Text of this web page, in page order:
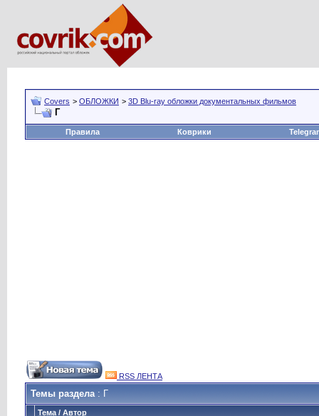
Covers > ОБЛОЖКИ > 3D Blu-ray обложки документальных фильмов
Г
Правила Коврики
RSS ЛЕНТА
Темы раздела: Г
Тема / Автор